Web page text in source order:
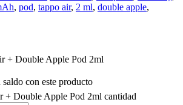
, pod, tappo air, 2 ml, double apple,
+ Double Apple Pod 2ml
saldo con este producto
+ Double Apple Pod 2ml cantidad